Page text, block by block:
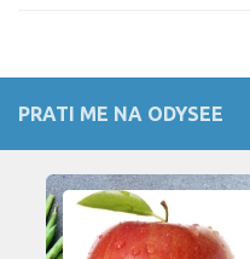
PRATI ME NA ODYSEE